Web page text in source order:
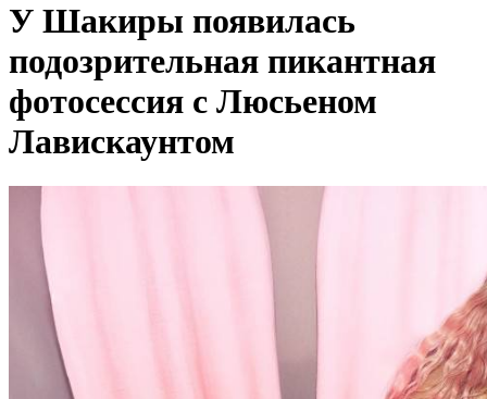
У Шакиры появилась
подозрительная пикантная
фотосессия с Люсьеном
Лавискаунтом